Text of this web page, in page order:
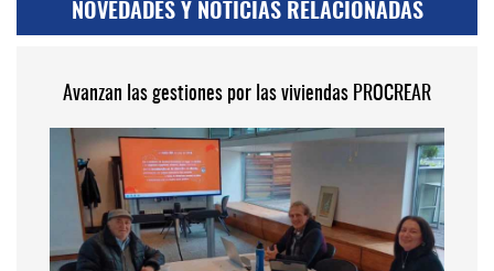
NOVEDADES Y NOTICIAS RELACIONADAS
Avanzan las gestiones por las viviendas PROCREAR